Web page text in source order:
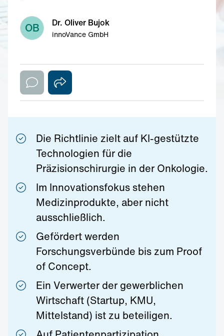
OB Dr. Oliver Bujok
innoVance GmbH
Die Richtlinie zielt auf KI-gestützte
Technologien für die
Präzisionschirurgie in der Onkologie.
Im Innovationsfokus stehen
Medizinprodukte, aber nicht
ausschließlich.
Gefördert werden
Forschungsverbünde bis zum Proof
of Concept.
Ein Verwerter der gewerblichen
Wirtschaft (Startup, KMU,
Mittelstand) ist zu beteiligen.